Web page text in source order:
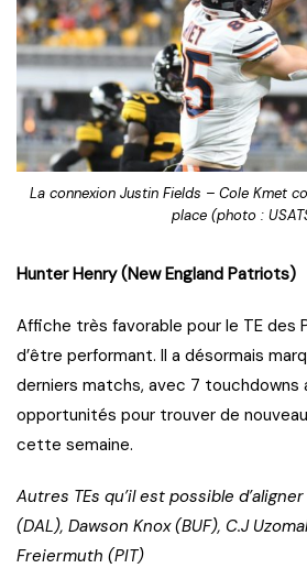
La connexion Justin Fields – Cole Kmet
place (photo :
Hunter Henry (New England Patriots)
Affiche très favorable pour le TE des
d’être performant. Il a désormais
derniers matchs, avec 7 touchdowns
opportunités pour trouver de
cette semaine.
Autres TEs qu’il est possible
(DAL), Dawson Knox (BUF), C.J
Freiermuth (PIT)